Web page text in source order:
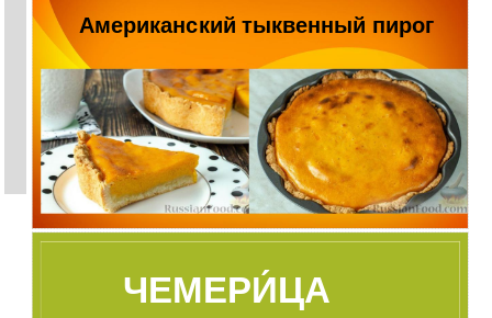
Американский тыквенный пирог
ЧЕМЕРИ́ЦА